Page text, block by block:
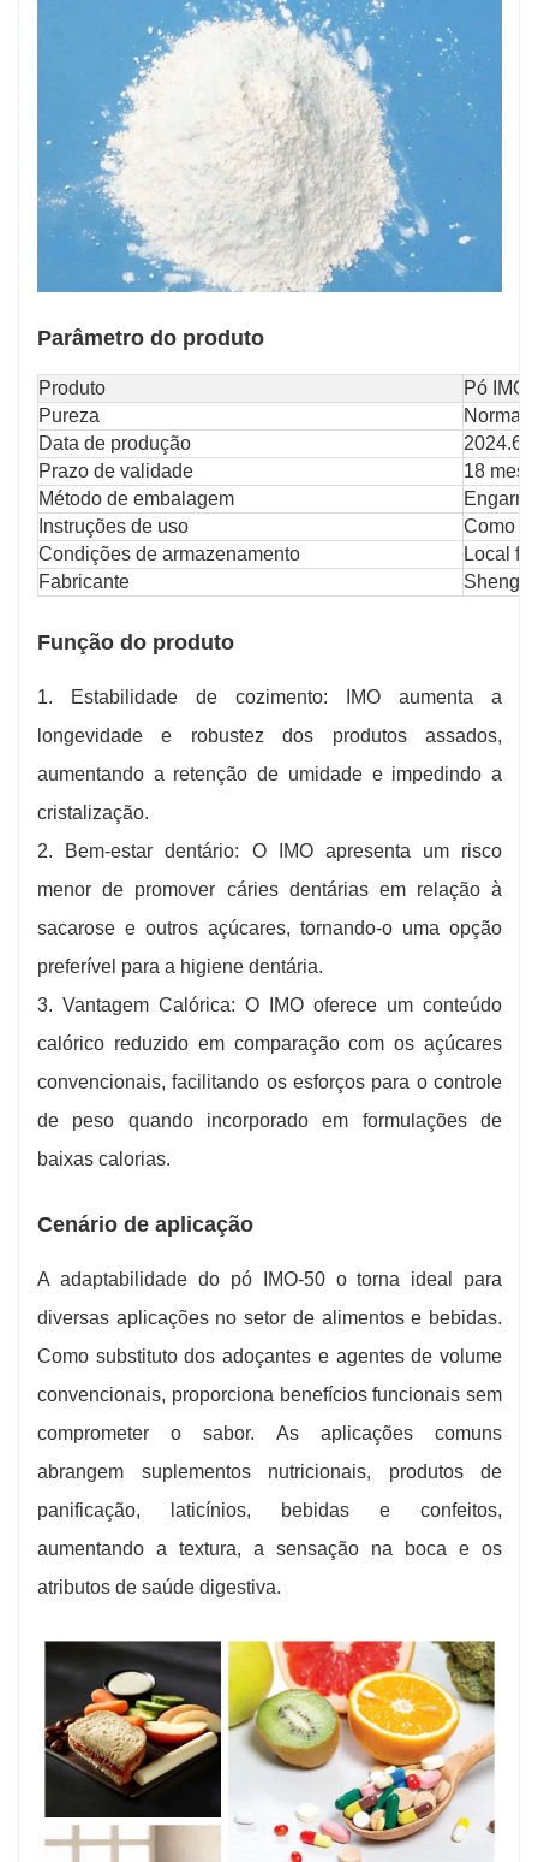
Parâmetro do produto
Produto
Pó IMO-
Pureza
Data de produção
Prazo de validade
18
Método de embalagem
Instruções de uso
Como
Condições de armazenamento
Local
Fabricante
Função do produto
1. Estabilidade de cozimento: IMO aumenta a
longevidade e robustez dos produtos assados,
aumentando a retenção de umidade e impedindo a
cristalização.
2. Bem-estar dentário: O IMO apresenta um risco
menor de promover cáries dentárias em relação à
sacarose e outros açúcares, tornando-o uma opção
preferível para a higiene dentária.
3. Vantagem Calórica: O IMO oferece um conteúdo
calórico reduzido em comparação com os açúcares
convencionais, facilitando os esforços para o controle
de peso quando incorporado em formulações de
baixas calorias.
Cenário de aplicação
A adaptabilidade do pó IMO-50 o torna ideal para
diversas aplicações no setor de alimentos e bebidas.
Como substituto dos adoçantes e agentes de volume
convencionais, proporciona benefícios funcionais sem
comprometer o sabor. As aplicações comuns
abrangem suplementos nutricionais, produtos de
panificação, laticínios, bebidas e confeitos,
aumentando a textura, a sensação na boca e os
atributos de saúde digestiva.